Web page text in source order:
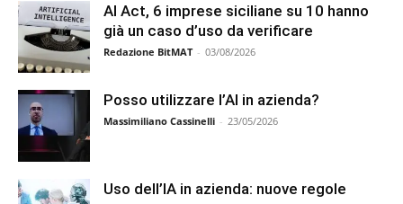
AI Act, 6 imprese siciliane su 10 hanno
già un caso d’uso da verificare
Redazione BitMAT - 03/08/2026
Posso utilizzare l’AI in azienda?
Massimiliano Cassinelli - 23/05/2026
Uso dell’IA in azienda: nuove regole